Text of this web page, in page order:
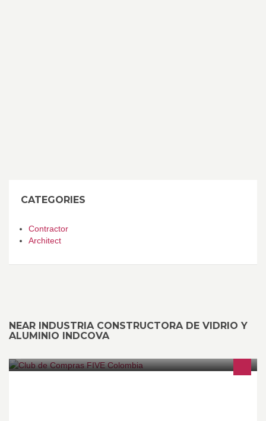
CATEGORIES
Contractor
Architect
NEAR INDUSTRIA CONSTRUCTORA DE VIDRIO Y
ALUMINIO INDCOVA